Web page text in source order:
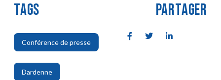
TAGS
Conférence de presse
,
Dardenne
PARTAGER